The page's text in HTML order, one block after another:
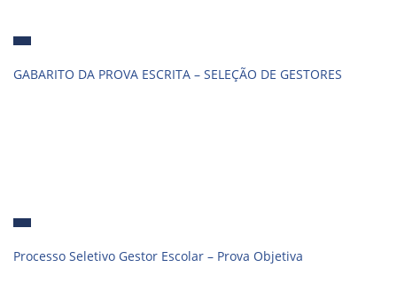
GABARITO DA PROVA ESCRITA – SELEÇÃO DE GESTORES
Processo Seletivo Gestor Escolar – Prova Objetiva